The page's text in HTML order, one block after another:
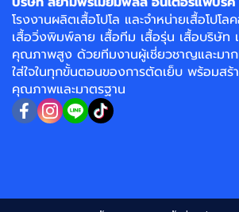
โรงงานผลิตเสื้อโปโล และจำหน่ายเสื้อโปโล
เสื้อวิ่งพิมพ์ลาย เสื้อทีม เสื้อรุ่น เสื้อบริษัท
คุณภาพสูง ด้วยทีมงานผู้เชี่ยวชาญและมาก
ใส่ใจในทุกขั้นตอนของการตัดเย็บ พร้อมสร้
คุณภาพและมาตรฐาน